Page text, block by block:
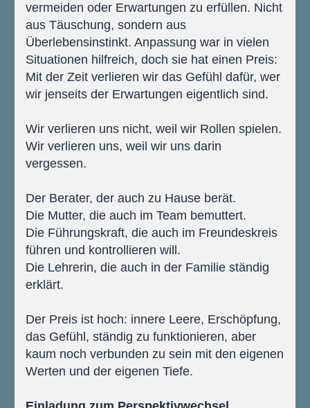
vermeiden oder Erwartungen zu erfüllen. Nicht
aus Täuschung, sondern aus
Überlebensinstinkt. Anpassung war in vielen
Situationen hilfreich, doch sie hat einen Preis:
Mit der Zeit verlieren wir das Gefühl dafür, wer
wir jenseits der Erwartungen eigentlich sind.
Wir verlieren uns nicht, weil wir Rollen spielen.
Wir verlieren uns, weil wir uns darin
vergessen.
Der Berater, der auch zu Hause berät.
Die Mutter, die auch im Team bemuttert.
Die Führungskraft, die auch im Freundeskreis
führen und kontrollieren will.
Die Lehrerin, die auch in der Familie ständig
erklärt.
Der Preis ist hoch: innere Leere, Erschöpfung,
das Gefühl, ständig zu funktionieren, aber
kaum noch verbunden zu sein mit den eigenen
Werten und der eigenen Tiefe.